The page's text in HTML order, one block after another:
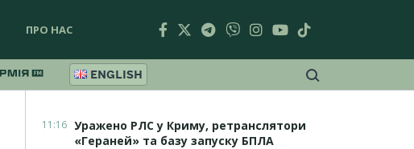
ПРО НАС
ENGLISH
11:16 Уражено РЛС у Криму, ретранслятори
«Гераней» та базу запуску БПЛА